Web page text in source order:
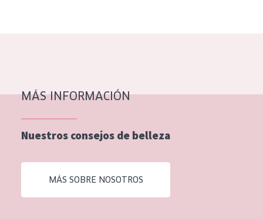
Piel normal y seca
Piel mixata o grasa
Piel madura
Piel expuesta al sol
Piel menopáusica
MÁS INFORMACIÓN
Nuestros consejos de belleza
MÁS SOBRE NOSOTROS